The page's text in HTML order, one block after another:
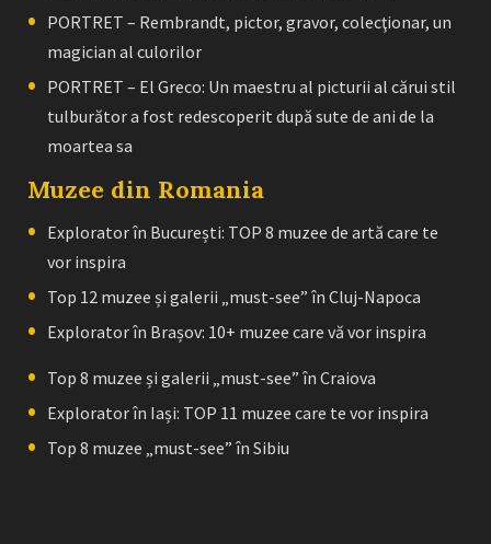
PORTRET – Rembrandt, pictor, gravor, colecţionar, un
magician al culorilor
PORTRET – El Greco: Un maestru al picturii al cărui stil
tulburător a fost redescoperit după sute de ani de la
moartea sa
Muzee din Romania
Explorator în București: TOP 8 muzee de artă care te
vor inspira
Top 12 muzee și galerii „must-see” în Cluj-Napoca
Explorator în Brașov: 10+ muzee care vă vor inspira
Top 8 muzee și galerii „must-see” în Craiova
Explorator în Iași: TOP 11 muzee care te vor inspira
Top 8 muzee „must-see” în Sibiu